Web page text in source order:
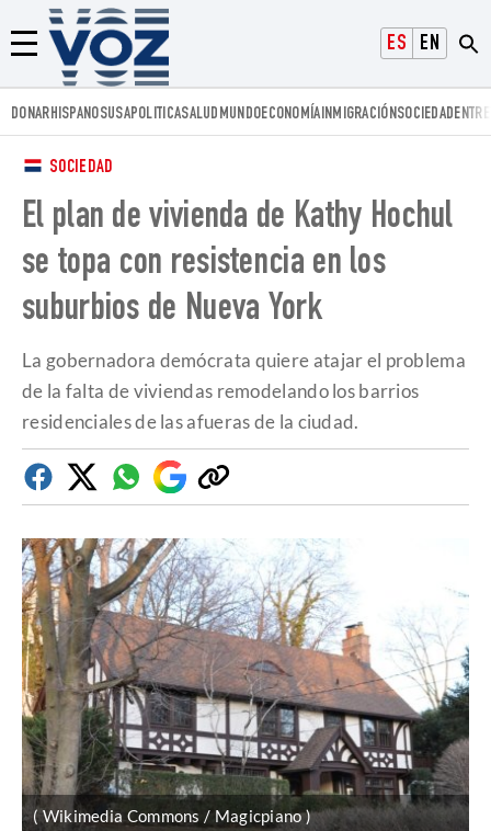
ESPAÑOLENGLISH
Menú
Voz.us
DONARHISPANOSUSAPOLITICASALUD MUNDOECONOMÍAINMIGRACIÓNSOCIEDAD
SOCIEDAD
El plan de vivienda de Kathy Hochul
se topa con resistencia en los
suburbios de Nueva York
La gobernadora demócrata quiere atajar el problema
de la falta de viviendas remodelando los barrios
residenciales de las afueras de la ciudad.
FacebookTwitterWhatsapp
Google
Discover
Copiar
enlace
( Wikimedia Commons / Magicpiano )